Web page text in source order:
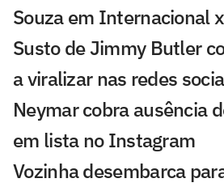
Souza em Internacional
Susto de Jimmy Butler
a viralizar nas redes
Neymar cobra ausência
em lista no Instagram
Vozinha desembarca